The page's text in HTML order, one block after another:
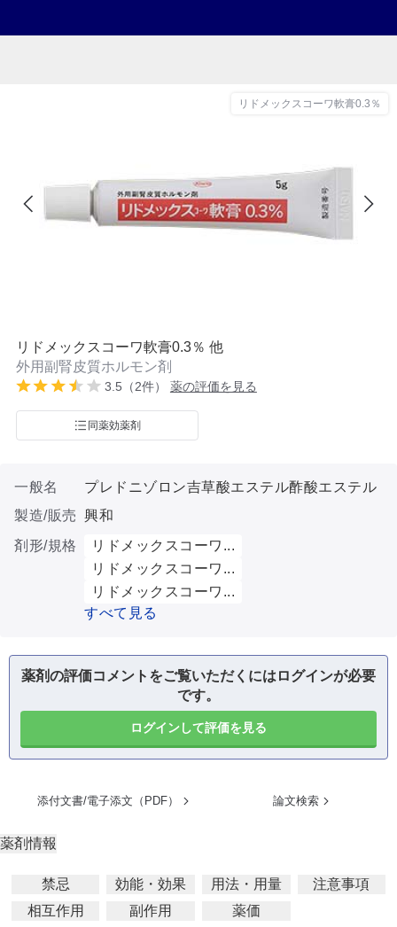
リドメックスコーワ軟膏0.3％
リドメックスコーワ軟膏0.3％ 他
外用副腎皮質ホルモン剤
3.5（2件） 薬の評価を見る
同薬効薬剤
一般名
プレドニゾロン吉草酸エステル酢酸エステル
製造/販売 興和
剤形/規格
リドメックスコーワ...
リドメックスコーワ...
リドメックスコーワ...
すべて見る
薬剤の評価コメントをご覧いただくにはログインが必要
です。
ログインして評価を見る
添付文書/電子添文（PDF） 論文検索
薬剤情報
禁忌 効能・効果 用法・用量
注意事項
相互作用
副作用 薬価